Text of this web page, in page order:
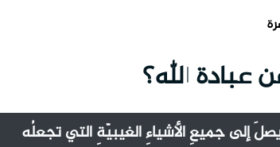
عبادة الله؟
جميعِ الأشياءِ الغيبيّةِ التي تجعلُه